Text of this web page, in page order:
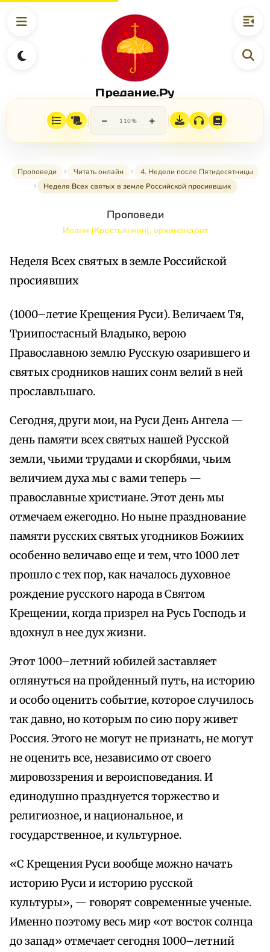
Предание.Ру
− 110% +
Проповеди Читать онлайн
4. Недели после Пятидесятницы
Неделя Всех святых в земле Российской просиявших
Проповеди
Иоанн (Крестьянкин), архимандрит
Неделя Всех святых в земле Российской
просиявших
(1000–летие Крещения Руси). Величаем Тя,
Триипостасный Владыко, верою
Православною землю Русскую озарившего и
святых сродников наших сонм велий в ней
прославльшаго.
Сегодня, други мои, на Руси День Ангела —
день памяти всех святых нашей Русской
земли, чьими трудами и скорбями, чьим
величием духа мы с вами теперь —
православные христиане. Этот день мы
отмечаем ежегодно. Но ныне празднование
памяти русских святых угодников Божиих
особенно величаво еще и тем, что 1000 лет
прошло с тех пор, как началось духовное
рождение русского народа в Святом
Крещении, когда призрел на Русь Господь и
вдохнул в нее дух жизни.
Этот 1000–летний юбилей заставляет
оглянуться на пройденный путь, на историю
и особо оценить событие, которое случилось
так давно, но которым по сию пору живет
Россия. Этого не могут не признать, не могут
не оценить все, независимо от своего
мировоззрения и вероисповедания. И
единодушно празднуется торжество и
религиозное, и национальное, и
государственное, и культурное.
«С Крещения Руси вообще можно начать
историю Руси и историю русской
культуры», — говорят современные ученые.
Именно поэтому весь мир «от восток солнца
до запад» отмечает сегодня 1000–летний